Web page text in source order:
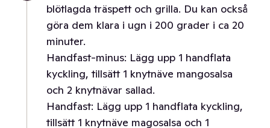
blötlagda träspett och grilla. Du kan också
göra dem klara i ugn i 200 grader i ca 20
minuter.
Handfast-minus: Lägg upp 1 handflata
kyckling, tillsätt 1 knytnäve mangosalsa
och 2 knytnävar sallad.
Handfast: Lägg upp 1 handflata kyckling,
tillsätt 1 knytnäve magosalsa och 1